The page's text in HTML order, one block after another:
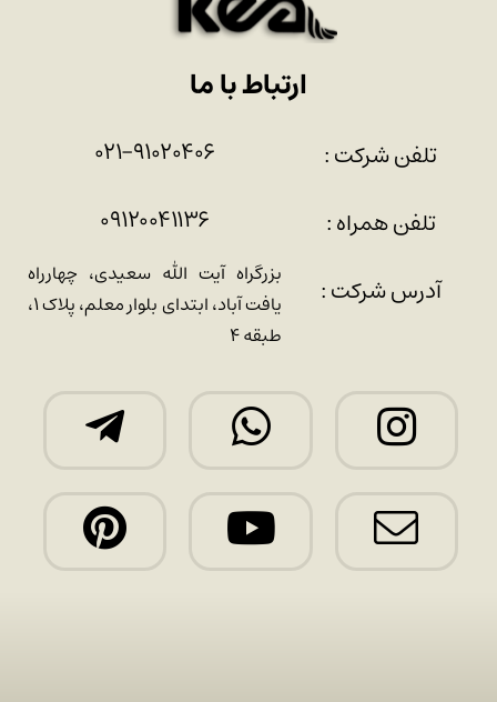
ارتباط با ما
تلفن شرکت :
۰۲۱-۹۱۰۲۰۴۰۶
تلفن همراه :
۰۹۱۲۰۰۴۱۱۳۶
آدرس شرکت :
بزرگراه آیت الله سعیدی، چهارراه
یافت آباد، ابتدای بلوار معلم، پلاک ۱،
طبقه ۴